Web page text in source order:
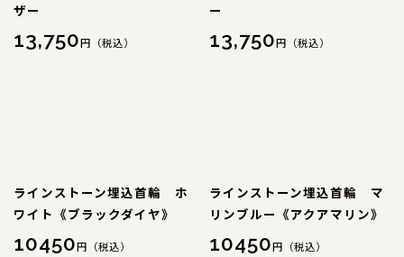
特注品
アウトレット商品
ザー
13,750円（税込）
ー
13,750円（税込）
ラインストーン埋込首輪 ホ
ワイト《ブラックダイヤ》
10450円（税込）
ラインストーン埋込首輪 マ
リンブルー《アクアマリン》
10450円（税込）